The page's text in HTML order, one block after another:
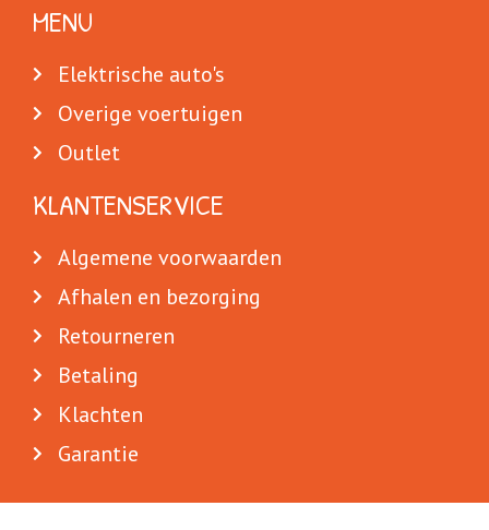
MENU
Elektrische auto's
Overige voertuigen
Outlet
KLANTENSERVICE
Algemene voorwaarden
Afhalen en bezorging
Retourneren
Betaling
Klachten
Garantie